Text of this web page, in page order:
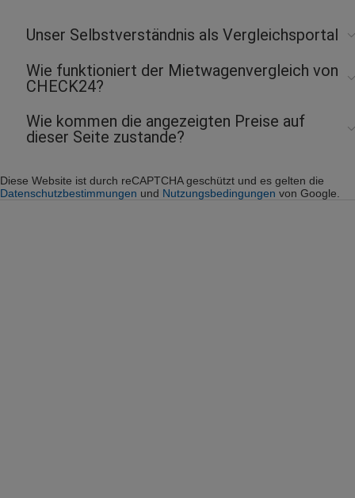
Unser Selbstverständnis als Vergleichsportal
Wie funktioniert der Mietwagenvergleich von
CHECK24?
Wie kommen die angezeigten Preise auf
dieser Seite zustande?
Diese Website ist durch reCAPTCHA geschützt und es gelten die
Datenschutzbestimmungen und Nutzungsbedingungen von Google.